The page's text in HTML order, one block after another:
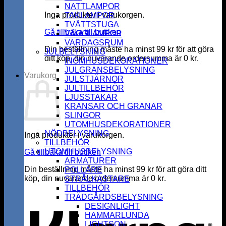
Inga produkter i varukorgen.
Gå tillbaka till butiken
Din beställning måste ha minst99 kr för att göra
ditt köp, din nuvarande ordersumma är 0 kr.
Varukorg
Inga produkter i varukorgen.
Gå tillbaka till butiken
Din beställning måste ha minst99 kr för att göra ditt
köp, din nuvarande ordersumma är 0 kr.
NATTLAMPOR
TAKLAMPOR
TVÄTTSTUGA
VÄGGLAMPOR
VARDAGSRUM
JULBELYSNING
INOMHUSDEKORATIONER
JULGRANSBELYSNING
JULSTJÄRNOR
JULTILLBEHÖR
LJUSSTAKAR
KRANSAR OCH GRANAR
SLINGOR
UTOMHUSDEKORATIONER
NÖDBELYSNING
TILLBEHÖR
UTOMHUSBELYSNING
ARMATURER
POLLARE
STRÅLKASTARE
TILLBEHÖR
TRÄDGÅRDSBELYSNING
DESIGNLIGHT
HAMMARLUNDA
LIGHTSON